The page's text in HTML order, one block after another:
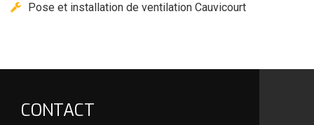
Pose et installation de ventilation Cauvicourt
CONTACT